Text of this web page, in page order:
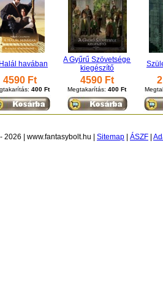
havában
A Gyűrű Szövetsége
kiegészítő
4590 Ft
400 Ft
4590 Ft
Megtakarítás:400 Ft
| www.fantasybolt.hu | Sitemap ÁSZF